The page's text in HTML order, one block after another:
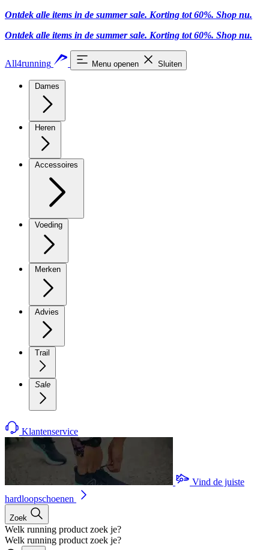
Ontdek alle items in de summer sale. Korting tot 60%. Shop nu.
Ontdek alle items in de summer sale. Korting tot 60%. Shop nu.
All4running Menu openen Sluiten
Dames
Heren
Accessoires
Voeding
Merken
Advies
Trail
Sale
Klantenservice
Vind de juiste
hardloopschoenen
Zoek
Welk running product zoek je?
Welk running product zoek je?